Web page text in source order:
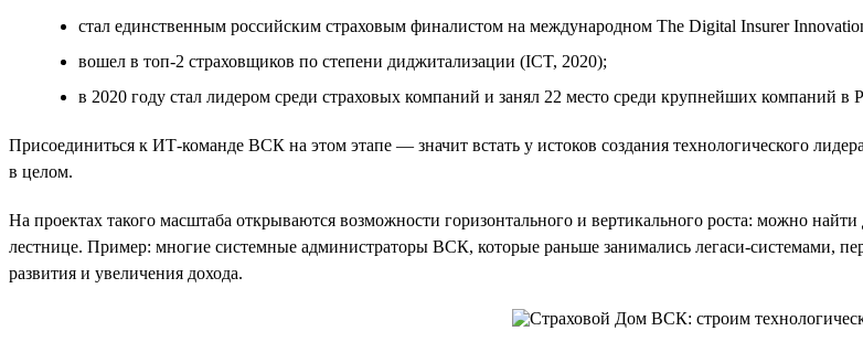
стал единственным российским страховым финалистом на международном The Digital Insurer
вошел в топ-2 страховщиков по степени диджитализации (ICT, 2020);
в 2020 году стал лидером среди страховых компаний и занял 22 место среди крупнейших компаний в
Присоединиться к ИТ-команде ВСК на этом этапе — значит встать у истоков создания технологического
в целом.
На проектах такого масштаба открываются возможности горизонтального и вертикального роста: можно
лестнице. Пример: многие системные администраторы ВСК, которые раньше занимались легаси-системами,
развития и увеличения дохода.